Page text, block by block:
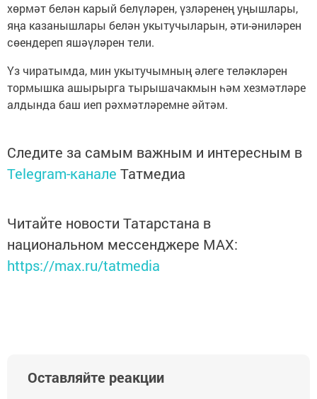
хөрмәт белән карый белүләрен, үзләренең уңышлары,
яңа казанышлары белән укытучыларын, әти-әниләрен
сөендереп яшәүләрен тели.
Үз чиратымда, мин укытучымның әлеге теләкләрен
тормышка ашырырга тырышачакмын һәм хезмәтләре
алдында баш иеп рәхмәтләремне әйтәм.
Следите за самым важным и интересным в
Telegram-канале Татмедиа
Читайте новости Татарстана в
национальном мессенджере MАХ:
https://max.ru/tatmedia
Оставляйте реакции